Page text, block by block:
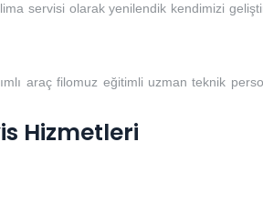
servisi olarak yenilendik kendimizi
araç filomuz eğitimli uzman teknik
Hizmetleri